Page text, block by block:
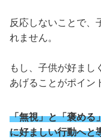
反応しないことで、
れません。
もし、子供が好まし
あげることがポイン
「無視」と「褒める
に好ましい行動へと